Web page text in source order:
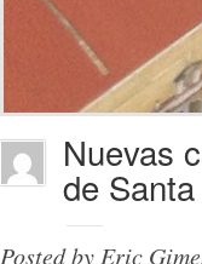
Nuevas
de
Posted by Eric